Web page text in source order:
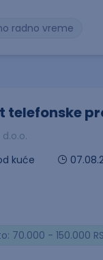
radno vreme
telefonske
kuće
70.000 - 150.000